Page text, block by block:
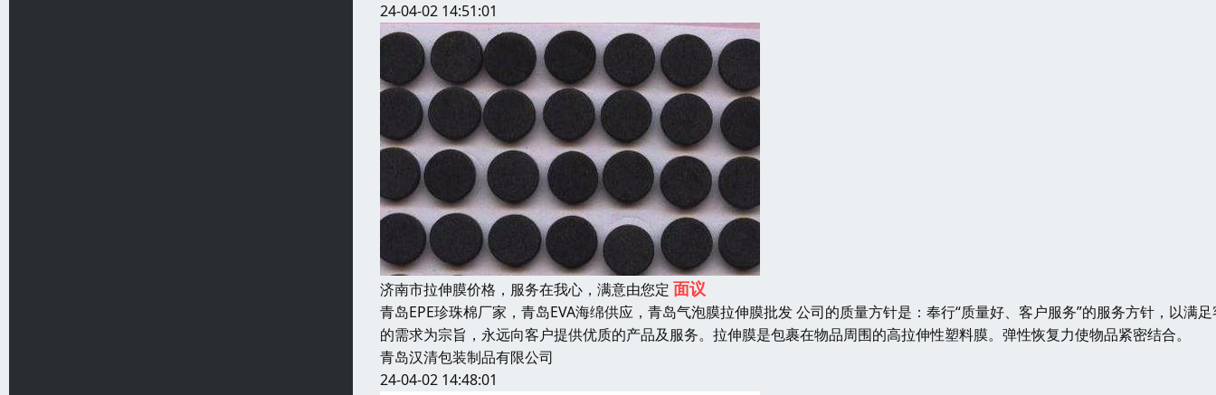
24-04-02 14:51:01
济南市拉伸膜价格，服务在我心，满意由您定 面议
青岛EPE珍珠棉厂家，青岛EVA海绵供应，青岛气泡膜拉伸膜批发 公司的质量方针是：奉行“质量好、客户服务”的服务方针，以满
的需求为宗旨，永远向客户提供优质的产品及服务。拉伸膜是包裹在物品周围的高拉伸性塑料膜。弹性恢复力使物品紧密结合。
青岛汉清包装制品有限公司
24-04-02 14:48:01